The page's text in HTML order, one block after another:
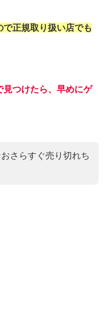
で正規取り扱い店でも
見つけたら、早めにゲ
さらすぐ売り切れち